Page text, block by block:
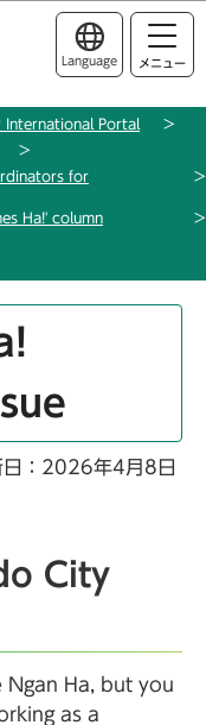
動
Language メニュー
International Portal
for
Ha!' column
日：2026年4月8日
City
Ngan Ha, but you
as a